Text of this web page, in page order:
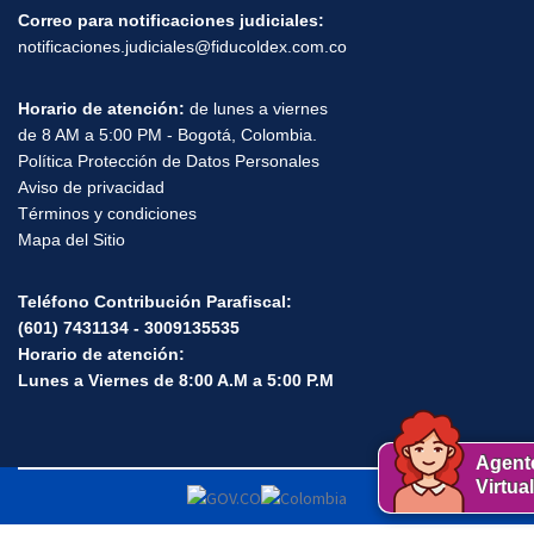
Aviso de privacidad
Términos y condiciones
Teléfono Contribución Parafiscal:
(601) 7431134 - 3009135535
Horario de atención:
Lunes a Viernes de 8:00 A.M a 5:00 P.M
Virtual